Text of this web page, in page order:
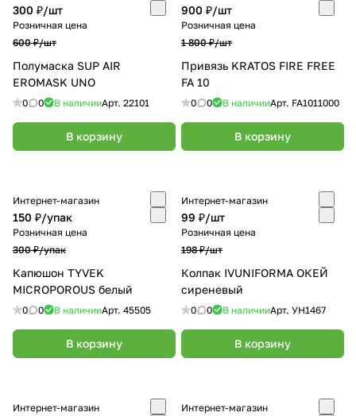
300 ₽/шт
Розничная цена
600 ₽/шт
Полумаска SUP AIR
EROMASK UNO
0 0 В наличииАрт. 22101
В корзину
900 ₽/шт
Розничная цена
1 800 ₽/шт
Привязь KRATOS FIRE FREE
FA 10
0 0 В наличииАрт. FA1011000
В корзину
Интернет-магазин
150 ₽/упак
Розничная цена
300 ₽/упак
Капюшон TYVEK
MICROPOROUS белый
0 0 В наличииАрт. 45505
В корзину
Интернет-магазин
99 ₽/шт
Розничная цена
198 ₽/шт
Колпак IVUNIFORMA ОКЕЙ
сиреневый
0 0 В наличииАрт. УН1467
В корзину
Интернет-магазин Интернет-магазин